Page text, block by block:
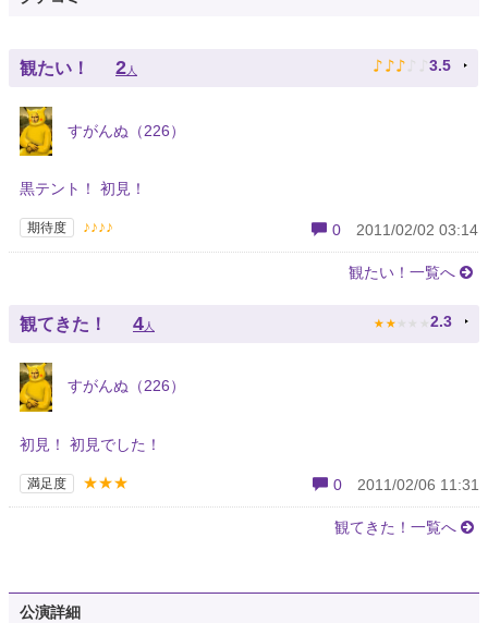
観たい！ 2人 ♪ ♪ ♪ ♪ ♪ 3.5
すがんぬ（226）
黒テント！ 初見！
期待度 ♪♪♪♪ 0 2011/02/02 03:14
観たい！一覧へ
観てきた！ 4 人 ★ ★ ★ ★ ★ 2.3
すがんぬ（226）
初見！ 初見でした！
満足度 ★★★ 0 2011/02/06 11:31
観てきた！一覧へ
公演詳細